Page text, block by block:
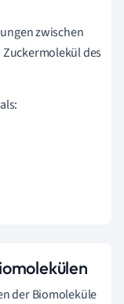
zwischen
des
der Biomoleküle